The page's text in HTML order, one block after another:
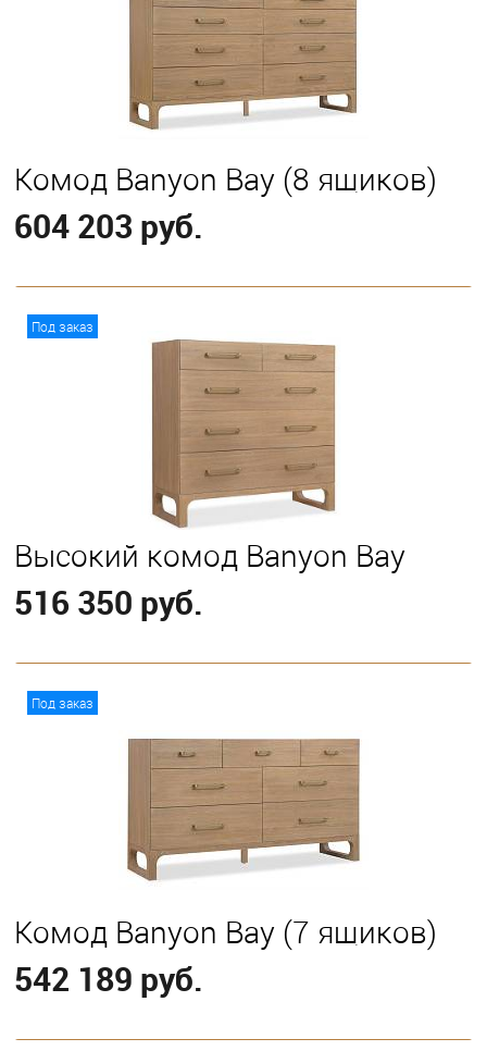
Комод Banyon Bay (8 ящиков)
604 203 руб.
Под заказ
Высокий комод Banyon Bay
516 350 руб.
Под заказ
Комод Banyon Bay (7 ящиков)
542 189 руб.